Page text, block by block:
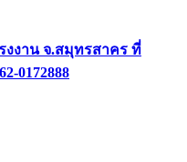
งาน จ.สมุทรสาคร ที่
0172888